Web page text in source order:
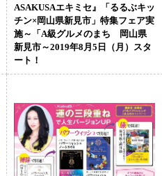
ASAKUSAエキミセ』「るるぶキッ
チン×岡山県新見市」特集フェア実
施～「A級グルメのまち 岡山県
新見市～2019年8月5日（月）スタ
ート！